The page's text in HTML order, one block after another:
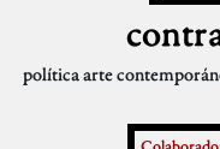
políticaarte